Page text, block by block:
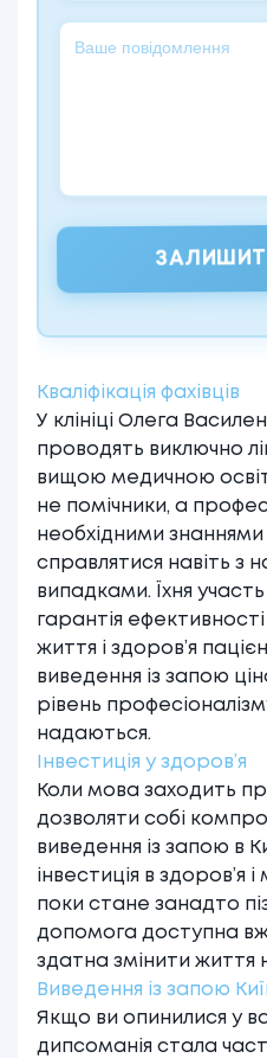
Кваліфікація фахівців
У клініці Олега
проводять виключно
вищою медичною
не помічники, а
необхідними
справлятися навіть з
випадками. Їхня
гарантія
життя і здоров’я
виведення із запою
рівень
надаються.
Інвестиція у здоров’я
Коли мова заходить
дозволяти собі
виведення із запою в
інвестиція в здоров’я
поки стане занадто
допомога доступна
здатна змінити життя
Виведення із запою
Якщо ви опинилися у
дипсоманія стала